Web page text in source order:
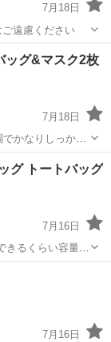
7月18日
値下げ交渉はご遠慮ください
ッグ&マスク2枚
7月18日
かなりしっかり
チも14センチあ
ったマスク付き
グ トートバッグ
7月16日
きるくらい容量入
しません！ 未使
7月16日